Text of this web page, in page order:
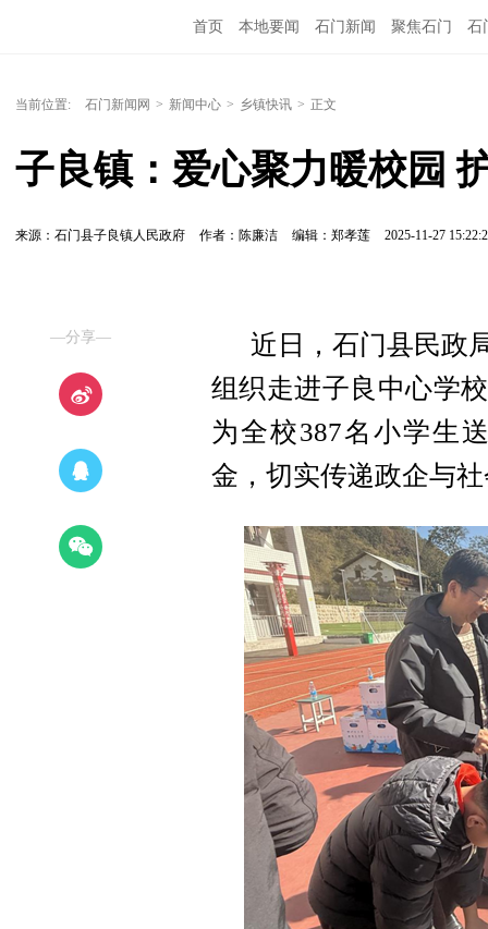
首页 本地要闻 石门新闻 聚焦石门 石
当前位置: 石门新闻网 > 新闻中心 > 乡镇快讯 > 正文
子良镇：爱心聚力暖校园
来源：石门县子良镇人民政府 作者：陈廉洁 编辑：郑孝莲 2025-11-27
—分享—
近日，石门县民政
组织走进子良中心学
为全校387名小学生
金，切实传递政企与